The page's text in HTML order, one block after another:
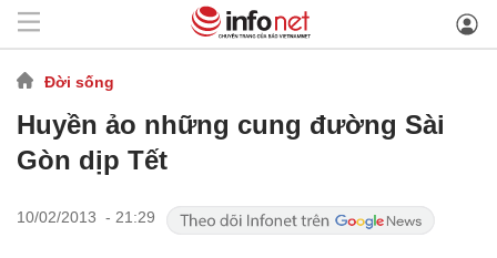
Đời sống
Huyền ảo những cung đường Sài
Gòn dịp Tết
10/02/2013 - 21:29